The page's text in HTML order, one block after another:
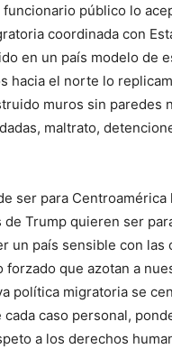
público lo
coordinada con
en un país modelo de
hacia el norte lo
muros sin paredes
maltrato,
ser para Centroamérica
de Trump quieren ser
un país sensible con las
forzado que azotan a
política migratoria se
cada caso personal,
a los derechos